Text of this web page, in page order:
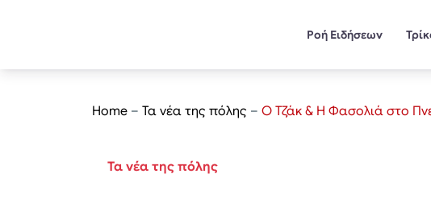
Ροή Ειδήσεων
Home – Τα νέα της πόλης – Ο Τζάκ & Η Φασολιά στο
Τα νέα της πόλης